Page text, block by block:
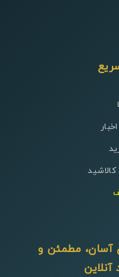
کالاشید
آسان، مطمئن و